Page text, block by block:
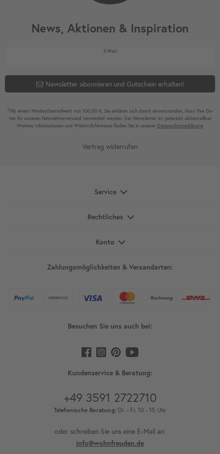
News, Aktionen & Inspiration
E-MailNewsletter Honig
Newsletter abonnieren und Gutschein erhalten!
2)Ab einem Mindest­bestell­wert von 100,00 €. Sie erklären sich damit ein­ver­standen, dass Ihre Da­
ten für unseren News­letter­versand ver­wen­det werden. Der News­letter ist jeder­zeit ab­bestel­lbar.
Weitere Infor­mationen und Wider­rufshin­weise finden Sie in unserer Daten­schutz­erklärung
Vertrag widerrufen
Service
Rechtliches
Konto
Zahlungsmöglichkeiten & Versandarten:
Besuchen Sie uns auch bei:
Kundenservice & Beratung:
+49 3591 2722710
Telefonische Beratung: Di. - Fr. 10 - 15 Uhr
oder schreiben Sie uns eine E-Mail an:
info@wohnfreuden.de